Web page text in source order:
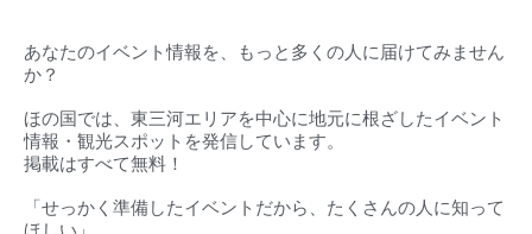
あなたのイベント情報を、もっと多くの人に届けてみません
か？
ほの国では、東三河エリアを中心に地元に根ざしたイベント
情報・観光スポットを発信しています。
掲載はすべて無料！
「せっかく準備したイベントだから、たくさんの人に知って